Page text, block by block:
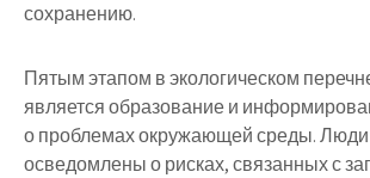
сохранению.
Пятым этапом в экологическом
является образование и
о проблемах окружающей среды.
осведомлены о рисках, связанных с